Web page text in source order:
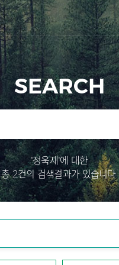
SEARCH
"정욱재"에 대한
총 2건의 검색결과가 있습니다.